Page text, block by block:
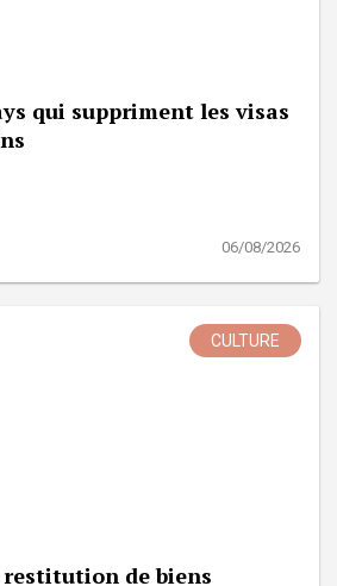
qui suppriment les visas
06/08/2026
CULTURE
restitution de biens